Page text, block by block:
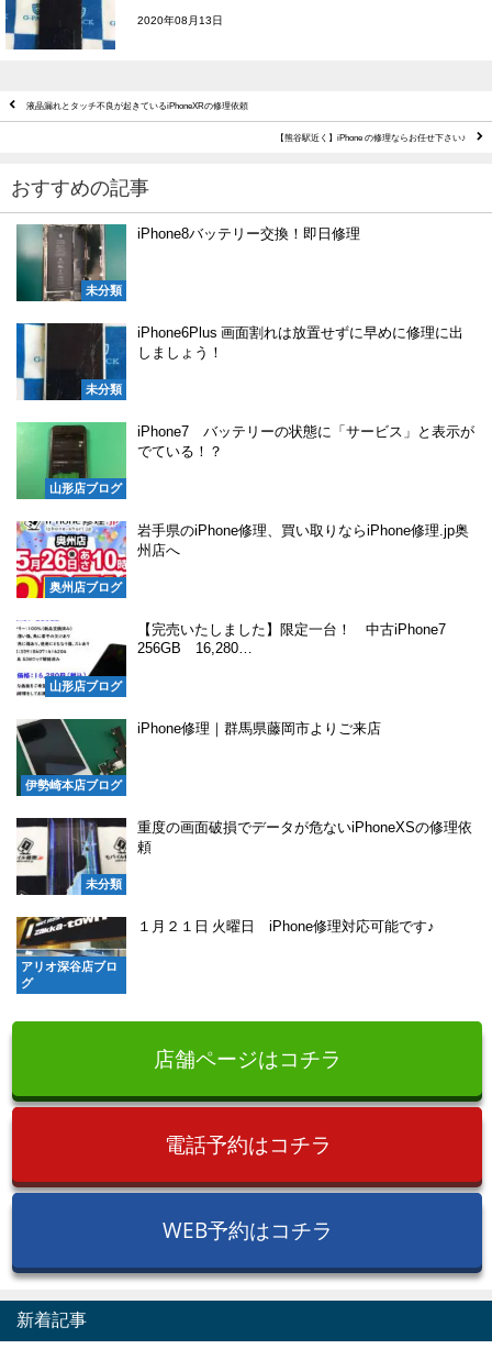
2020年08月13日
液晶漏れとタッチ不良が起きているiPhoneXRの修理依頼
【熊谷駅近く】iPhone の修理ならお任せ下さい♪
おすすめの記事
未分類
iPhone8バッテリー交換！即日修理
未分類
iPhone6Plus 画面割れは放置せずに早めに修理に出
しましょう！
山形店ブログ
iPhone7 バッテリーの状態に「サービス」と表示が
でている！？
奥州店ブログ
岩手県のiPhone修理、買い取りならiPhone修理.jp奥
州店へ
山形店ブログ
【完売いたしました】限定一台！ 中古iPhone7
256GB 16,280…
伊勢崎本店ブログ
iPhone修理｜群馬県藤岡市よりご来店
未分類
重度の画面破損でデータが危ないiPhoneXSの修理依
頼
アリオ深谷店ブロ
グ
１月２１日 火曜日 iPhone修理対応可能です♪
店舗ページはコチラ
電話予約はコチラ
WEB予約はコチラ
新着記事